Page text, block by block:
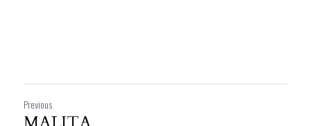
Previous